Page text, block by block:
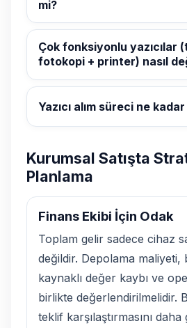
mi?
Çok fonksiyonlu yazıcılar
fotokopi + printer) nasıl
Yazıcı alım süreci ne
Kurumsal Satışta
Planlama
Finans Ekibi İçin Odak
Toplam gelir sadece cihaz
değildir. Depolama maliyeti,
kaynaklı değer kaybı ve
birlikte değerlendirilmelidir.
teklif karşılaştırmasını